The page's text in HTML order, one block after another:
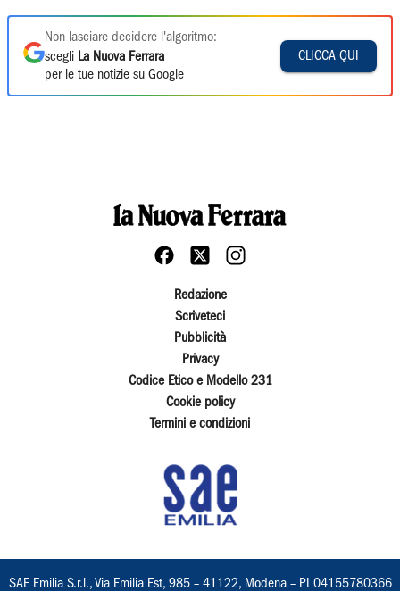
Non lasciare decidere l'algoritmo:
scegli La Nuova Ferrara
per le tue notizie su Google
CLICCA QUI
Redazione
Scriveteci
Pubblicità
Privacy
Codice Etico e Modello 231
Cookie policy
Termini e condizioni
SAE Emilia S.r.l., Via Emilia Est, 985 – 41122, Modena – PI 04155780366